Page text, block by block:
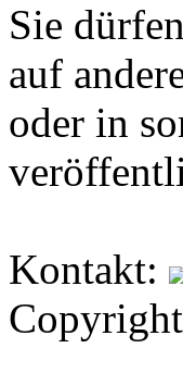
Sie
auf
oder in
Kontakt: